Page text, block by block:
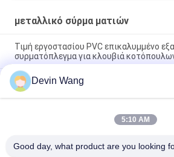
μεταλλικό σύρμα ματιών
Τιμή εργοστασίου PVC επικαλυμμένο
συρματόπλεγμα για κλουβιά
Σκληρό γαλβανισμένο χάλυβα Έξαγωνο
δίχτυ-πολυλειτουργικό συγκολλημένο
ζώων
10m περιφέρεια χάλυβα χαμηλής
Devin Wang
5:10 AM
Good day, what product are you looking